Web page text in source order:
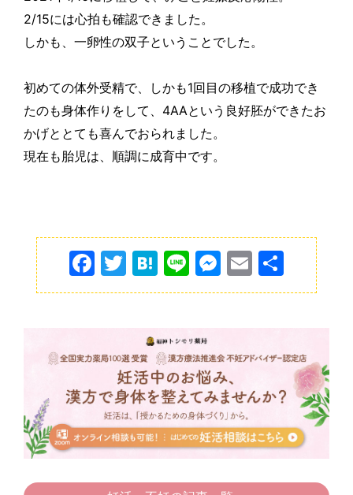
2/15には心拍も確認できました。
しかも、一卵性の双子ということでした。
初めての体外受精で、しかも1回目の移植で成功でき
たのも身体作りをして、 4AAという良好胚ができたお
かげととても喜んでおられました。
現在も胎児は、順調に成育中です。
F
a
b
o
o
k
T
w
er
H
at
n
a
Li
n
M
e
e
n
g
er
E
m 有